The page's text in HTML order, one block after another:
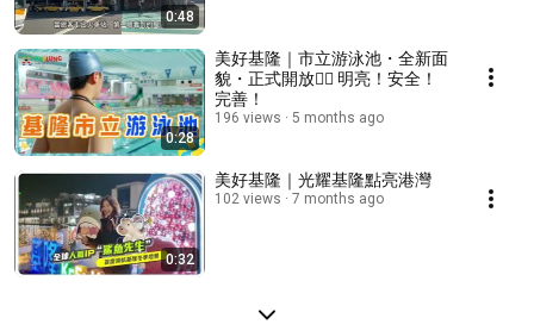
0:48
0:28
美好基隆｜市立游泳池・全新面
貌・正式開放🏊‍♀️ 明亮！安全！
完善！
196 views 5 months ago
0:32
美好基隆｜光耀基隆點亮港灣
102 views 7 months ago